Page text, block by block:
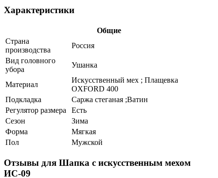
Характеристики
Общие
Страна
производства
Россия
Вид головного
убора
Ушанка
Материал
Искусственный мех ; Плащевка
OXFORD 400
Подкладка
Саржа стеганая ;Ватин
Регулятор размера
Есть
Сезон
Зима
Форма
Мягкая
Пол
Мужской
Отзывы для Шапка с искусственным мехом
ИС-09